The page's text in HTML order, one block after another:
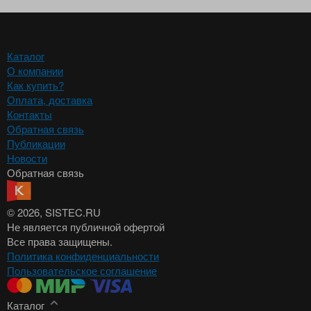
Каталог
О компании
Как купить?
Оплата, доставка
Контакты
Обратная связь
Публикации
Новости
Обратная связь
© 2026, SISTEC.RU
Не является публичной офертой
Все права защищены.
Политика конфиденциальности
Пользовательское соглашение
Каталог